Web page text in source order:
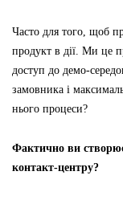
Часто для того, щоб
продукт в дії. Ми це
доступ до демо-
замовника і
нього процеси?
Фактично ви
контакт-центру?